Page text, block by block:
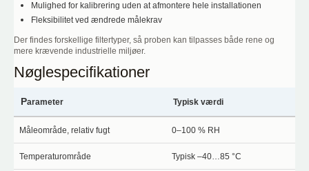
Mulighed for kalibrering uden at afmontere hele installationen
Fleksibilitet ved ændrede målekrav
Der findes forskellige filtertyper, så proben kan tilpasses både rene og
mere krævende industrielle miljøer.
Nøglespecifikationer
Parameter Typisk værdi
Måleområde, relativ fugt 0–100 % RH
Temperaturområde Typisk –40…85 °C